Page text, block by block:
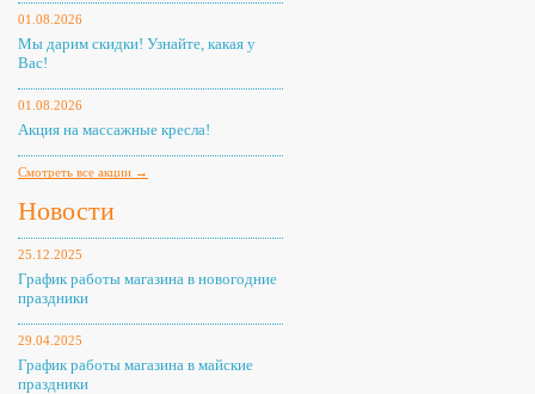
01.08.2026
Мы дарим скидки! Узнайте, какая у
Вас!
01.08.2026
Акция на массажные кресла!
Смотреть все акции →
Новости
25.12.2025
График работы магазина в новогодние
праздники
29.04.2025
График работы магазина в майские
праздники